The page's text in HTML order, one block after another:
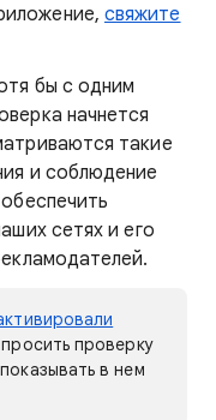
свяжите
бы с одним
начнется
такие
и соблюдение
сетях и его
проверку
в нем